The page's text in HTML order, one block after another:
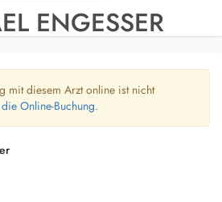
ENGESSER
mit diesem Arzt online ist nicht
Online-Buchung.